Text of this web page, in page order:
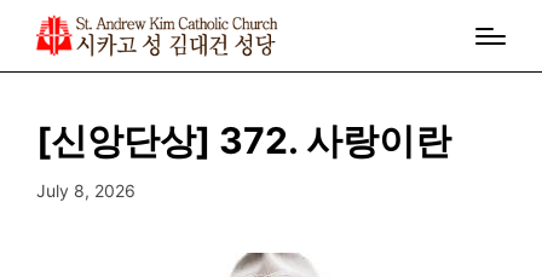
[신앙단상] 372. 사랑이란
July 8, 2026